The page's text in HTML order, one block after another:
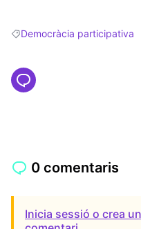
Resultats en filtrar per:
Democràcia participativa
0 comentaris
Inicia sessió o crea